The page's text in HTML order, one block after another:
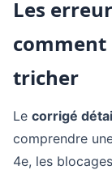
Les
comment
tricher
Le corrigé
comprendre
4e, les